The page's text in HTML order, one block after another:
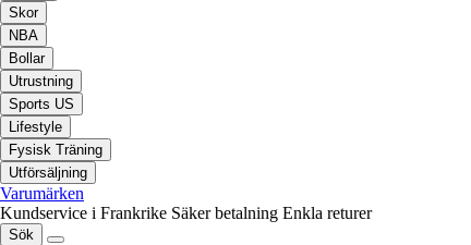
Skor
NBA
Bollar
Utrustning
Sports US
Lifestyle
Fysisk Träning
Utförsäljning
Varumärken
Kundservice i Frankrike Säker betalning Enkla returer
Sök